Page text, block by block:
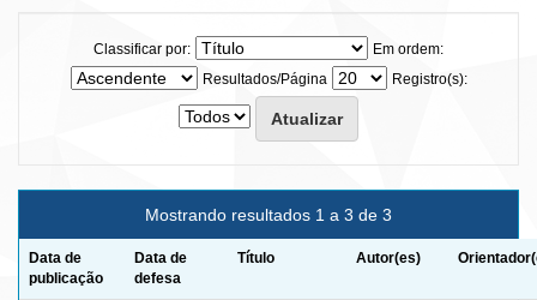
Classificar por:
Em ordem:
Resultados/Página
Registro(s):
Mostrando resultados 1 a 3 de 3
Data de
publicação
Data de
defesa
Título Autor(es)